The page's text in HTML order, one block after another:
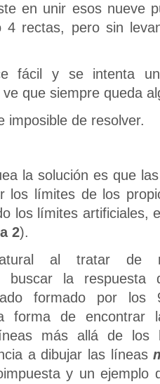
en unir esos nueve
4 rectas, pero sin
fácil y se intenta
que siempre queda
imposible de resolver.
la solución es que
los límites de los
los límites artificiales,
2).
al tratar de
buscar la respuesta
formado por los
forma de encontrar
más allá de los
a dibujar las líneas
y un ejemplo